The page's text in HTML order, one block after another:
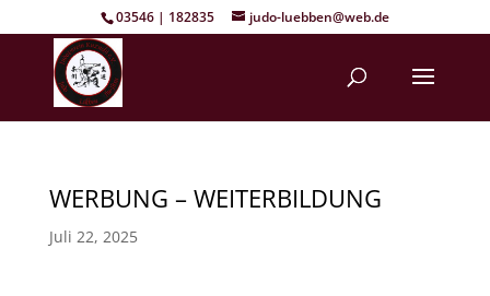
03546 | 182835 judo-luebben@web.de
WERBUNG – WEITERBILDUNG
Juli 22, 2025